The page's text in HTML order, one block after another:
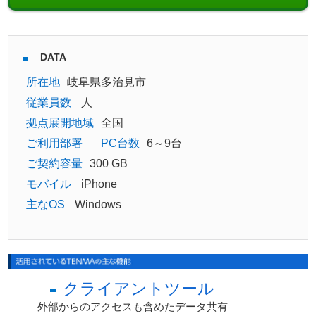
DATA
所在地
岐阜県多治見市
従業員数
人
拠点展開地域
全国
ご利用部署
PC台数
6～9台
ご契約容量
300 GB
モバイル
iPhone
主なOS
Windows
クライアントツール
外部からのアクセスも含めたデータ共有